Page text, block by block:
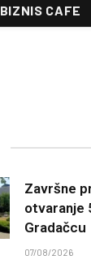
BIZNIS CAFE
Završne
otvaranje
Gradačcu
07/08/2026